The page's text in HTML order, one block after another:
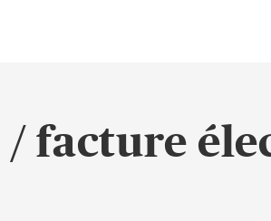
facture